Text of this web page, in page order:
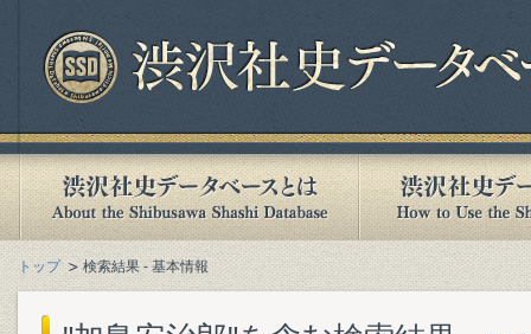
トップ 検索結果 - 基本情報